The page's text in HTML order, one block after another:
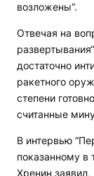
возложены“.
Отвечая на
достаточно
ракетного
степени
считанные
В интервью
показанному в
Хренин заявил,